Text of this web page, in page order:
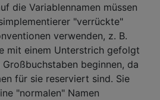
die Variablennamen müssen
"verrückte"
verwenden, z. B.
mit einem Unterstrich gefolgt
beginnen, da
für sie reserviert sind. Sie
"normalen" Namen